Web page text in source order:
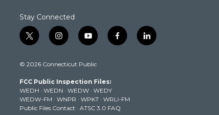
Stay Connected
t
w
t
e
r
i
n
t
g
r
a
m
y
o
t
b
e
f
a
k
l
i
© 2026 Connecticut Public
FCC Public Inspection Files:
WEDH · WEDN · WEDW · WEDY
WEDW-FM · WNPR · WPKT · WRLI-FM
Public Files Contact · ATSC 3.0 FAQ